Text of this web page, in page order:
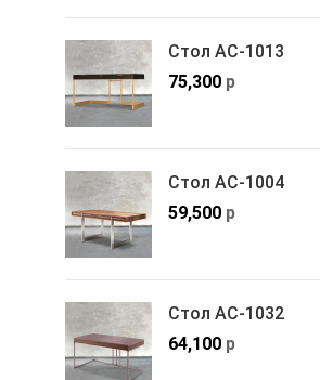
Стол АС-1013
75,300 р
Стол АС-1004
59,500 р
Стол АС-1032
64,100 р